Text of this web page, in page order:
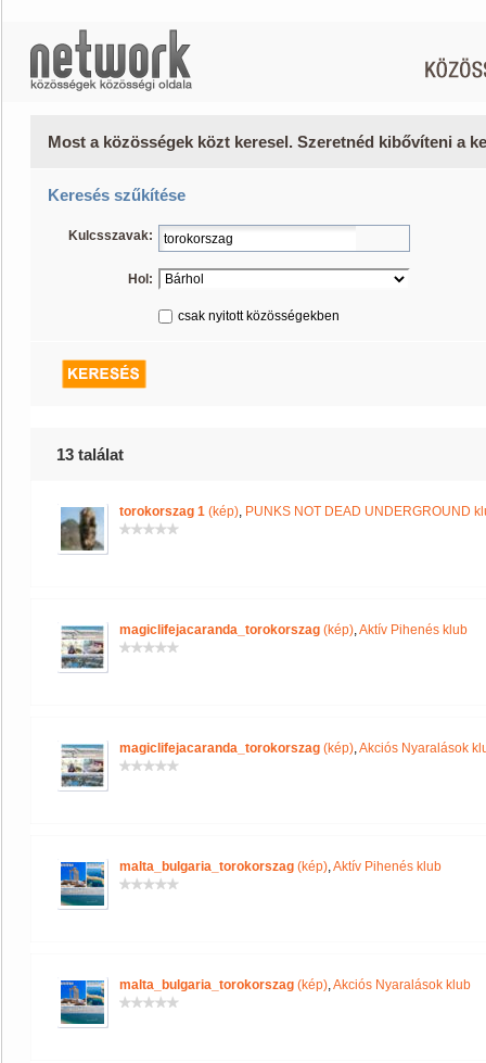
Most a közösségek közt keresel. Szeretnéd kibővíteni a
Keresés szűkítése
Kulcsszavak:
Hol:
csak nyitott közösségekben
13 találat
torokorszag 1 (kép), PUNKS NOT DEAD UNDERGROUND
magiclifejacaranda_torokorszag (kép),Aktív Pihenés klub
magiclifejacaranda_torokorszag (kép),Akciós Nyaralások
malta_bulgaria_torokorszag (kép),Aktív Pihenés klub
malta_bulgaria_torokorszag (kép),Akciós Nyaralások klub